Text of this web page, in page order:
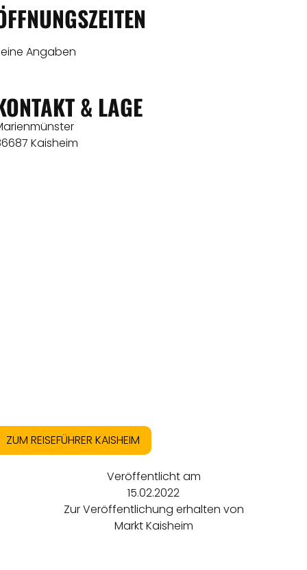
Angaben
& LAGE
Kaisheim
ZUM REISEFÜHRER KAISHEIM
Veröffentlicht am
15.02.2022
Zur Veröffentlichung erhalten von
Markt Kaisheim